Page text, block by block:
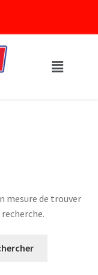
mesure de trouver